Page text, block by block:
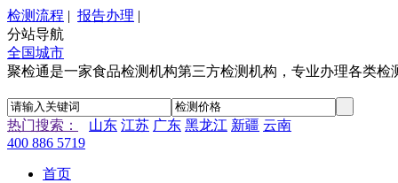
检测流程 | 报告办理 |
分站导航
全国城市
聚检通是一家食品检测机构第三方检测机构，专业办理各类检
热门搜索： 山东 江苏 广东 黑龙江 新疆 云南
400 886 5719
首页